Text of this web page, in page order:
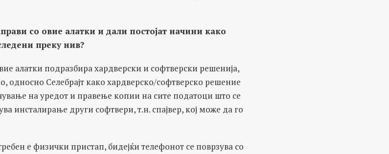
со овие алатки и дали постојат начини како
преку нив?
алатки подразбира хардверски и софтверски решенија,
односно Селебрајт како хардверско/софтверско решение
на уредот и правење копии на сите податоци што се
инсталирање други софтвери, т.н. спајвер, кој може да го
е физички пристап, бидејќи телефонот се поврзува со